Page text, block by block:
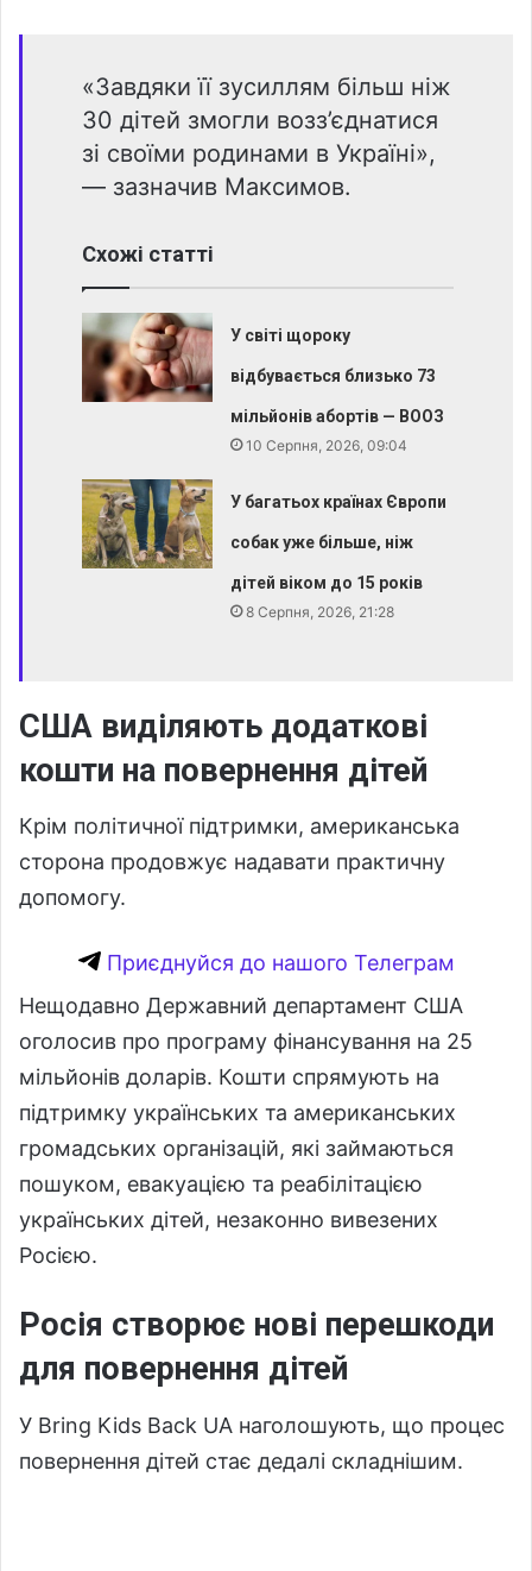
«Завдяки її зусиллям більш ніж
30 дітей змогли возз’єднатися
зі своїми родинами в Україні»,
— зазначив Максимов.
Схожі статті
У світі щороку
відбувається близько 73
мільйонів абортів — ВООЗ
10 Серпня, 2026, 09:04
У багатьох країнах Європи
собак уже більше, ніж
дітей віком до 15 років
8 Серпня, 2026, 21:28
США виділяють додаткові
кошти на повернення дітей
Крім політичної підтримки, американська
сторона продовжує надавати практичну
допомогу.
Приєднуйся до нашого Телеграм
Нещодавно Державний департамент США
оголосив про програму фінансування на 25
мільйонів доларів. Кошти спрямують на
підтримку українських та американських
громадських організацій, які займаються
пошуком, евакуацією та реабілітацією
українських дітей, незаконно вивезених
Росією.
Росія створює нові перешкоди
для повернення дітей
У Bring Kids Back UA наголошують, що процес
повернення дітей стає дедалі складнішим.